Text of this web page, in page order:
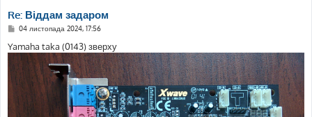
Re: Віддам задаром
П
в
і
о
м
л
н
04 листопада 2024, 17:56
Yamaha taka (0143) зверху